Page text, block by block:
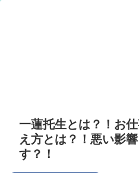
一蓮托生とは？！お
え方とは？！悪い影
す？！